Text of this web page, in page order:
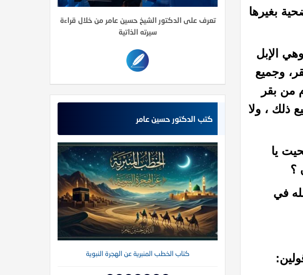
بغيرها
الإبل
وجميع
من بقر
ذلك ، ولا
يا
؟
في
تعرف على الدكتور الشيخ حسين عامر من خلال قراءة
سيرته الذاتية
كتب الدكتور حسين عامر
شرح الأربعين النووية كتاب الخطب المنبرية عن الهجرة النبوية